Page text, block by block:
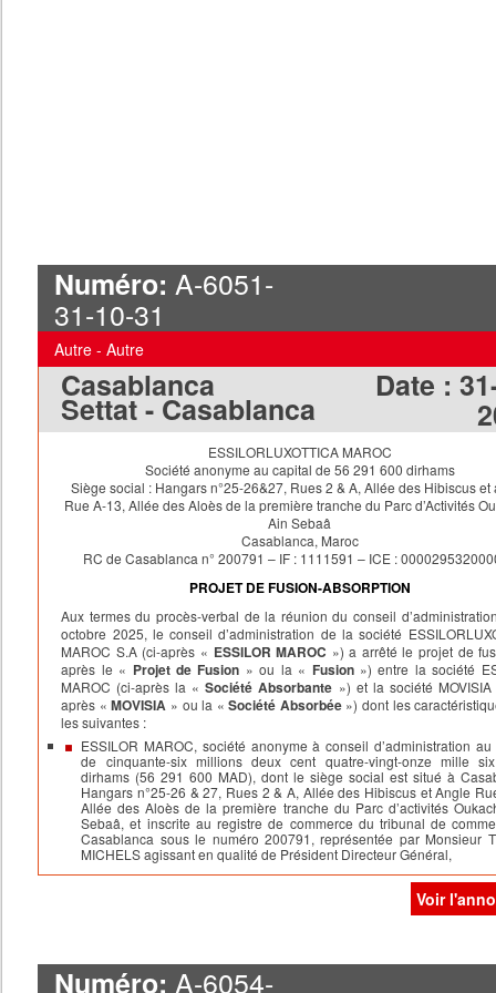
Numéro: A-6051-
31-10-31
Autre - Autre
Casablanca
Settat - Casablanca
Date :
ESSILORLUXOTTICA MAROC
Société anonyme au capital de 56 291 600 dirhams
Siège social : Hangars n°25-26&27, Rues 2 & A, Allée des Hibiscus et
Rue A-13, Allée des Aloès de la première tranche du Parc d’Activités
Ain Sebaâ
Casablanca, Maroc
RC de Casablanca n° 200791 – IF : 1111591 – ICE :
PROJET DE FUSION-ABSORPTION
Aux termes du procès-verbal de la réunion du conseil
octobre 2025, le conseil d’administration de la société
MAROC S.A (ci-après « ESSILOR MAROC ») a arrêté le projet de
après le « Projet de Fusion » ou la « Fusion») entre la société
MAROC (ci-après la «Société Absorbante ») et la société
après «MOVISIA » ou la «Société Absorbée») dont les
les suivantes :
ESSILOR MAROC, société anonyme à conseil d’administration
de cinquante-six millions deux cent quatre-vingt-onze mille
dirhams (56 291 600 MAD), dont le siège social est situé à
Hangars n°25-26 & 27, Rues 2 & A, Allée des Hibiscus et Angle
Allée des Aloès de la première tranche du Parc d’activités
Sebaâ, et inscrite au registre de commerce du tribunal de
Casablanca sous le numéro 200791, représentée par Monsieur
MICHELS agissant en qualité de Président Directeur Général,
MOVISIA, société anonyme à conseil d’administration au capital
millions neuf cent quatre-vingt mille six cents dirhams (5 980
dont le siège social est situé à Casablanca, Anfa Center 128,
qualité de Président Directeur Général,
Voir
Numéro: A-6054-